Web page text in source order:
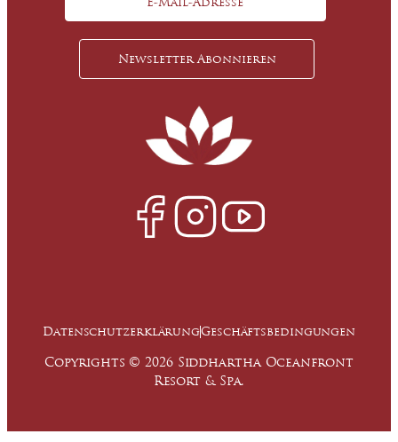
Copyrights © 2026 Siddhartha Oceanfront
Resort & Spa.
DatenschutzerklärungGeschäftsbedingungen